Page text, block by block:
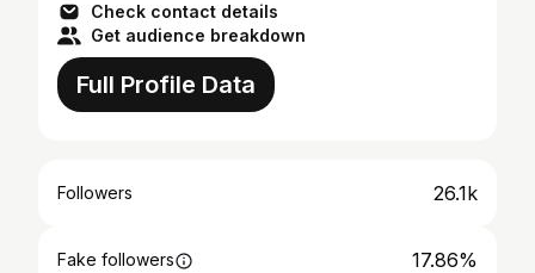
Check contact details
Get audience breakdown
Full Profile Data
Followers 26.1k
Fake followers 17.86%